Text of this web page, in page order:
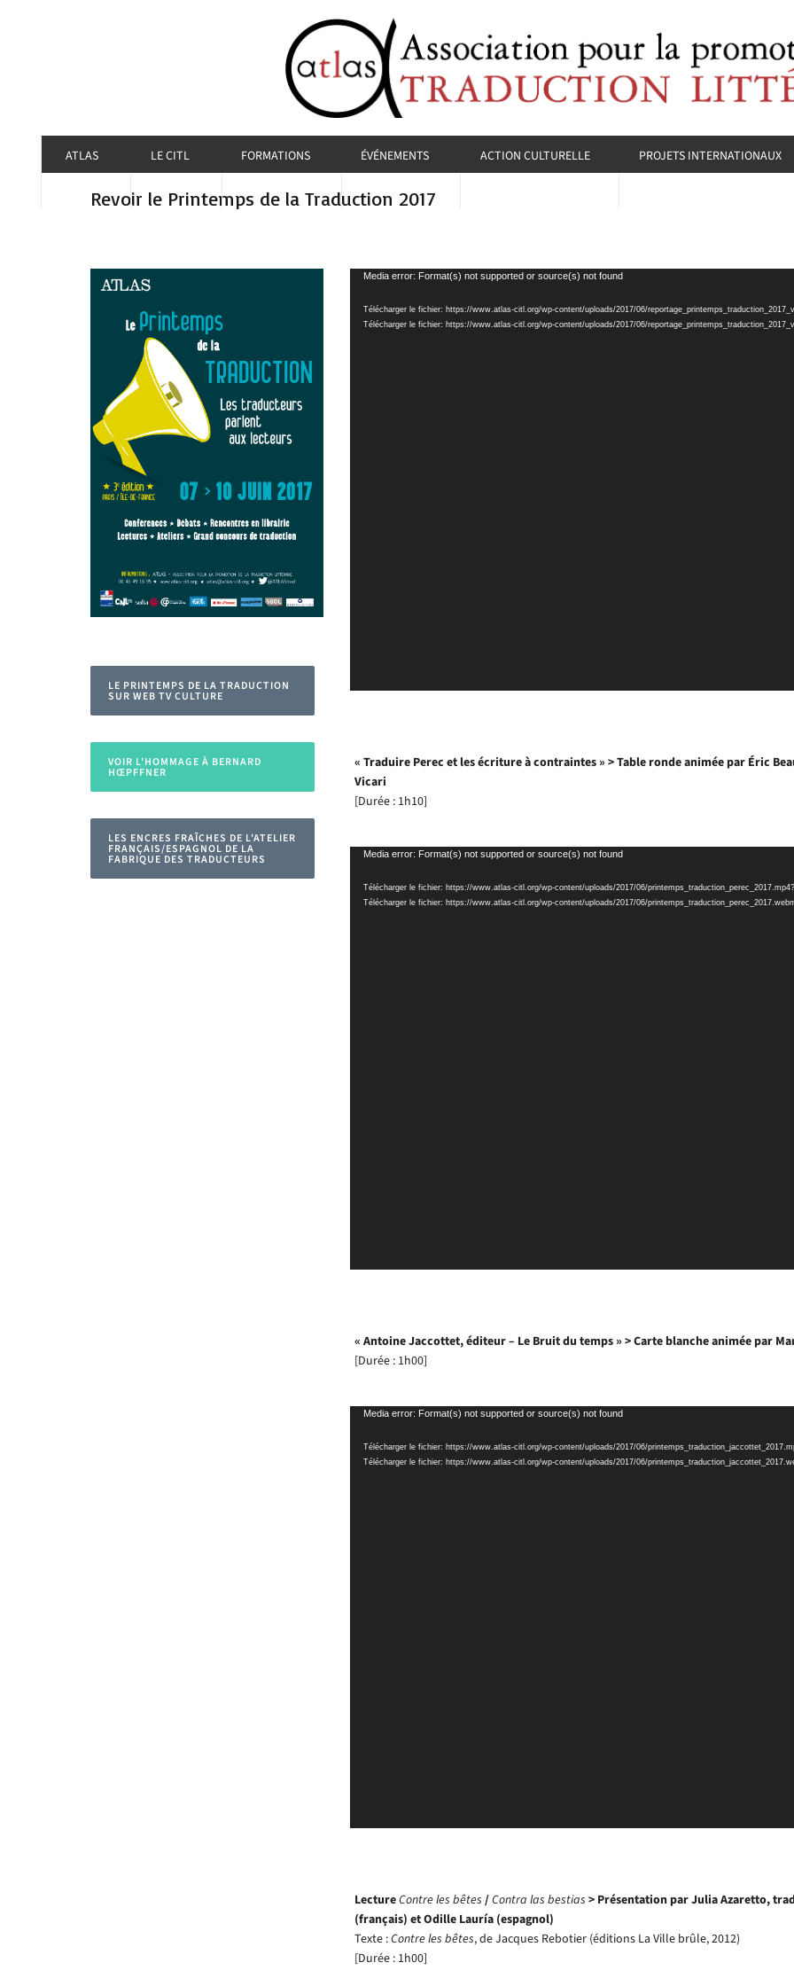
ATLAS LE CITL FORMATIONS ÉVÉNEMENTS ACTION CULTURELLE PROJETS INTERNATIONAUX
Revoir le Printemps de la Traduction 2017
LE PRINTEMPS DE LA TRADUCTION
SUR WEB TV CULTURE
VOIR L'HOMMAGE À BERNARD
HŒPFFNER
LES ENCRES FRAÎCHES DE L'ATELIER
FRANÇAIS/ESPAGNOL DE LA
FABRIQUE DES TRADUCTEURS
Lecteur
Media error: Format(s) not supported or source(s) not found
Télécharger le fichier: https://www.atlas-citl.org/wp-content/uploads/2017/06/
Télécharger le fichier: https://www.atlas-citl.org/wp-content/uploads/2017/06/
« Traduire Perec et les écriture à contraintes » > Table ronde animée par Éric
Vicari
[Durée : 1h10]
Lecteur
Media error: Format(s) not supported or source(s) not found
Télécharger le fichier: https://www.atlas-citl.org/wp-content/uploads/2017/06/
Télécharger le fichier: https://www.atlas-citl.org/wp-content/uploads/2017/06/
« Antoine Jaccottet, éditeur – Le Bruit du temps » > Carte blanche animée par
[Durée : 1h00]
Lecteur
Media error: Format(s) not supported or source(s) not found
Télécharger le fichier: https://www.atlas-citl.org/wp-content/uploads/2017/06/
Télécharger le fichier: https://www.atlas-citl.org/wp-content/uploads/2017/06/
LectureContre les bêtes /Contra las bestias > Présentation par Julia Azaretto,
(français) et Odille Lauría (espagnol)
Texte :Contre les bêtes, de Jacques Rebotier (éditions La Ville brûle, 2012)
[Durée : 1h00]